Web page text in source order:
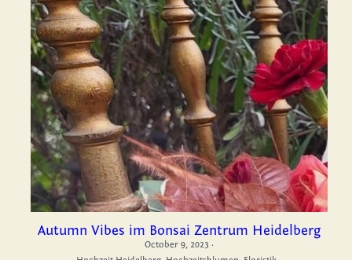
Autumn Vibes im Bonsai Zentrum Heidelberg
October 9, 2023 ·